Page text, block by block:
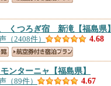
くつろぎ宿 新滝 【福島県】
（2408件） 4.68
ンターニャ 【福島県】
（89件） 4.67